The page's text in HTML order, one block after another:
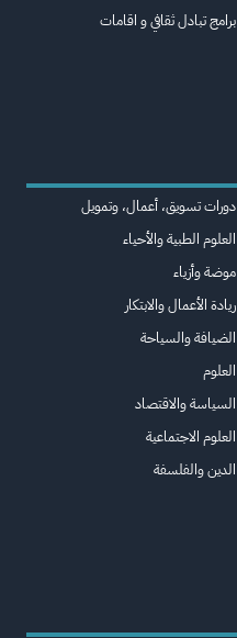
برامج تبادل ثقافي و اقامات
دورات تسويق، أعمال، وتمويل
العلوم الطبية والأحياء
موضة وأزياء
ريادة الأعمال والابتكار
الضيافة والسياحة
العلوم
السياسة والاقتصاد
العلوم الاجتماعية
الدين والفلسفة